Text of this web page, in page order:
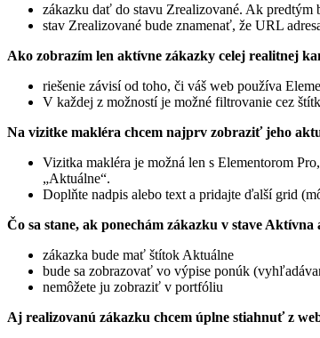
zákazku dať do stavu Zrealizované. Ak predtým
stav Zrealizované bude znamenať, že URL
Ako zobrazím len aktívne zákazky celej realitnej
riešenie závisí od toho, či váš web používa
V každej z možností je možné filtrovanie cez
Na vizitke makléra chcem najprv zobraziť jeho
Vizitka makléra je možná len s Elementorom
„Aktuálne“.
Doplňte nadpis alebo text a pridajte ďalší grid
Čo sa stane, ak ponechám zákazku v stave
zákazka bude mať štítok Aktuálne
bude sa zobrazovať vo výpise ponúk
nemôžete ju zobraziť v portfóliu
Aj realizovanú zákazku chcem úplne stiahnuť z